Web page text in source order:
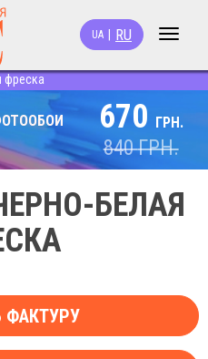
Toggle
UA RU
фреска
670 ГРН.
840ГРН.
БЕЛАЯ
ФАКТУРУ